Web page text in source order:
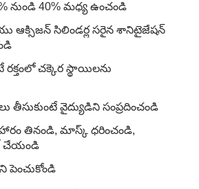
నుండి 40% మధ్య ఉంచండి
ఆక్సిజన్ సిలిండర్ల సరైన శానిటైజేషన్
చక్కెర స్థాయిలను
తీసుకుంటే వైద్యుడిని సంప్రదించండి
తినండి, మాస్క్ ధరించండి,
చేయండి
పెంచుకోండి